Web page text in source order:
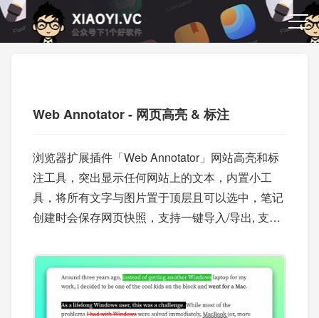
Web Annotator - 网页高亮 & 标注
浏览器扩展插件「Web Annotator」网站高亮和标
注工具，突出显示任何网站上的文本，内置小工
具，将所有文字与图片置于顶层且可以选中，笔记
创建时会保存网页快照，支持一键导入/导出, 支持